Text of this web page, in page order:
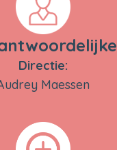
Directie:
Maessen